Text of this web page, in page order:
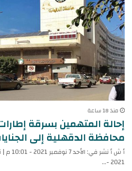
منذ 18 ساعة
إحالة المتهمين بسرقة
محافظة الدقهلية إلى
2021 -…